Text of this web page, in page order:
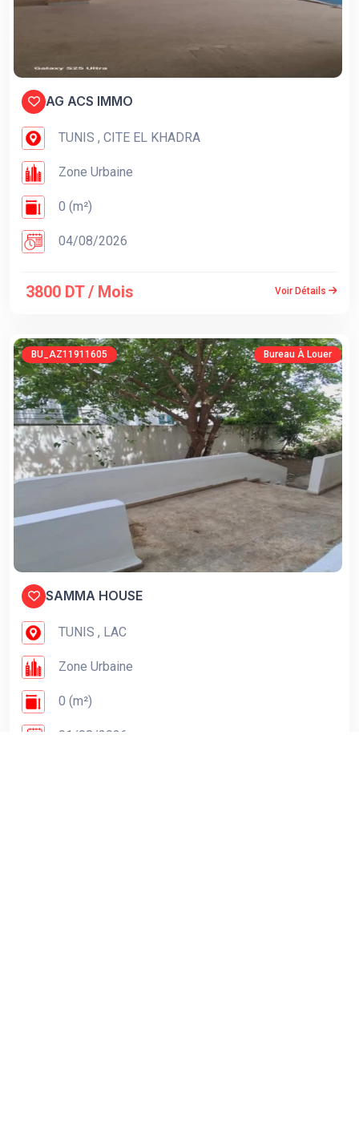
AG ACS IMMO
TUNIS , CITE EL KHADRA
Zone Urbaine
0 (m²)
04/08/2026
3800 DT / Mois Voir Détails
BU_AZ11911605 Bureau À Louer
SAMMA HOUSE
TUNIS , LAC
Zone Urbaine
0 (m²)
01/08/2026